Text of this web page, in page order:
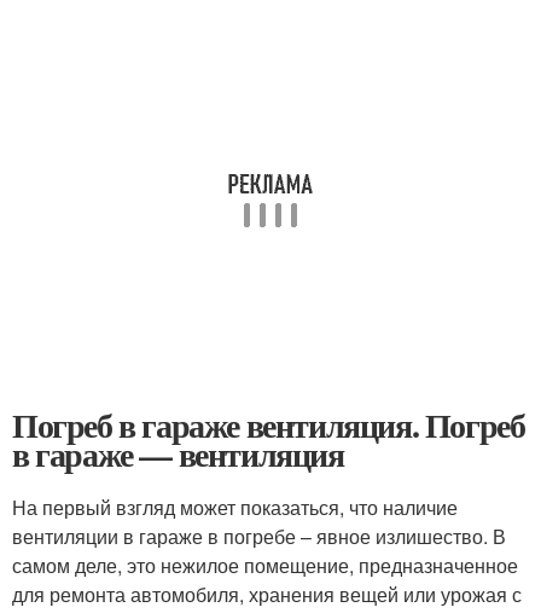
Погреб в гараже вентиляция. Погреб
в гараже — вентиляция
На первый взгляд может показаться, что наличие
вентиляции в гараже в погребе – явное излишество. В
самом деле, это нежилое помещение, предназначенное
для ремонта автомобиля, хранения вещей или урожая с